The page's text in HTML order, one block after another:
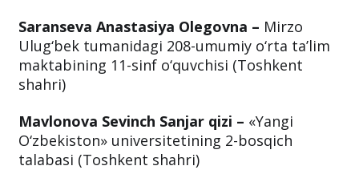
Saranseva Anastasiya Olegovna – Mirzo
Ulug‘bek tumanidagi 208-umumiy o‘rta ta’lim
maktabining 11-sinf o‘quvchisi (Toshkent
shahri)
Mavlonova Sevinch Sanjar qizi – «Yangi
O‘zbekiston» universitetining 2-bosqich
talabasi (Toshkent shahri)